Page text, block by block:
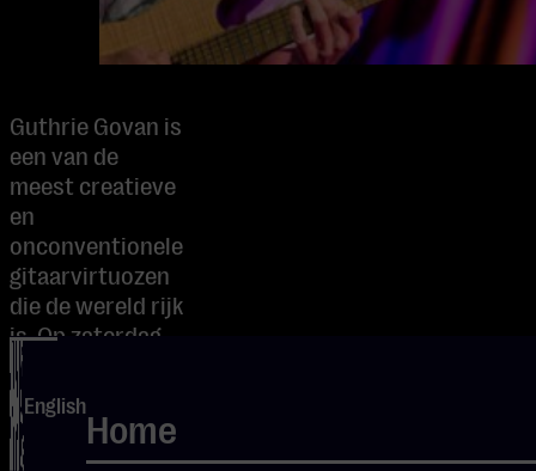
English
Home
Guthrie Govan is
een van de
meest creatieve
en
onconventionele
gitaarvirtuozen
die de wereld rijk
is. Op zaterdag
30 mei komt zijn
instrumentale
fusiontrio The
Aristocrats naar